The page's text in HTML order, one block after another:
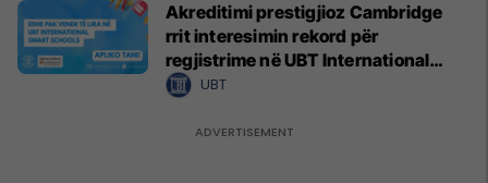
Akreditimi prestigjioz Cambridge
rrit interesimin rekord për
regjistrime në UBT International
Smart Schools
UBT